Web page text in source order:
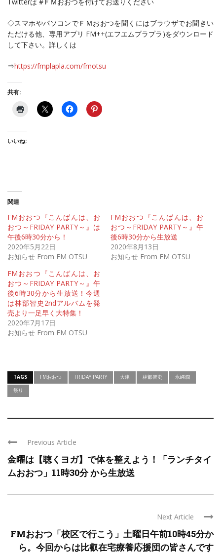
Twitterは #ＦＭおおつを付けてお送りください
◇スマホやパソコンでＦＭおおつを聞くにはブラウザでお聞きい
ただける他、専用アプリ FM++(エフエムプラプラ)をダウンロード
して下さい。詳しくは
⇒https://fmplapla.com/fmotsu
共有:
いいね:
関連
FMおおつ『こんばんは、お
おつ～FRIDAY PARTY～』は
午後6時30分から！
2020年5月22日
お知らせ From FM OTSU
FMおおつ『こんばんは、お
おつ～FRIDAY PARTY～』午
後6時30分から生放送
2020年8月13日
お知らせ From FM OTSU
FMおおつ『こんばんは、お
おつ～FRIDAY PARTY～』午
後6時30分から生放送！今週
は林部智史2ndアルバムを発
売より一足早く大特集！
2020年7月17日
お知らせ From FM OTSU
TAGS FMおおつ FRIDAY PARTY 大津 林部智史
永縄潤
祭り
Previous Article
金曜は【聴くヨガ】で体を整えよう！「ランチタイ
ムおおつ」11時30分 から生放送
Next Article
FMおおつ「校区で行こう」土曜日午前10時45分か
ら。今回からは比叡在宅療養応援団の皆さんです